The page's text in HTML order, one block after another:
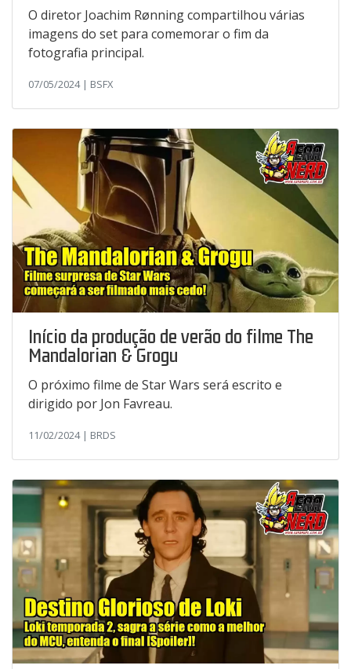
O diretor Joachim Rønning compartilhou várias
imagens do set para comemorar o fim da
fotografia principal.
07/05/2024 | BSFX
Início da produção de verão do filme The
Mandalorian & Grogu
O próximo filme de Star Wars será escrito e
dirigido por Jon Favreau.
11/02/2024 | BRDS